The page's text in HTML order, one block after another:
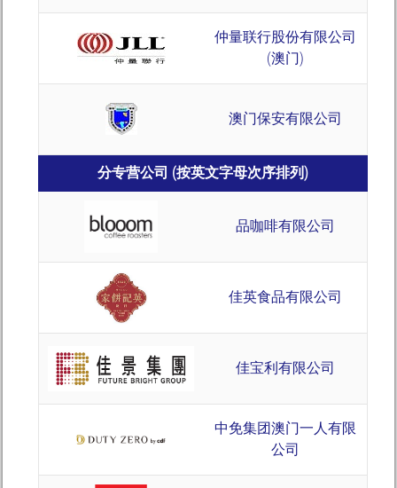
仲量联行股份有限公司
(澳门)
澳门保安有限公司
分专营公司 (按英文字母次序排列)
品咖啡有限公司
佳英食品有限公司
佳宝利有限公司
中免集团澳门一人有限
公司